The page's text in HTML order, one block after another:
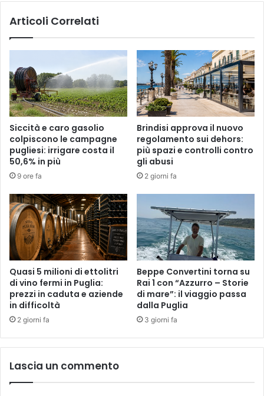
Articoli Correlati
Siccità e caro gasolio
colpiscono le campagne
pugliesi: irrigare costa il
50,6% in più
9 ore fa
Brindisi approva il nuovo
regolamento sui dehors:
più spazi e controlli contro
gli abusi
2 giorni fa
Quasi 5 milioni di ettolitri
di vino fermi in Puglia:
prezzi in caduta e aziende
in difficoltà
2 giorni fa
Beppe Convertini torna su
Rai 1 con “Azzurro – Storie
di mare”: il viaggio passa
dalla Puglia
3 giorni fa
Lascia un commento